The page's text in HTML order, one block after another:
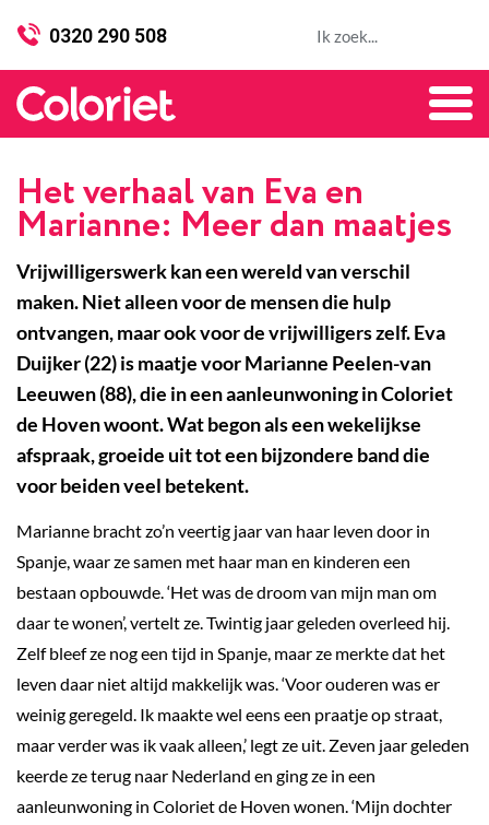
0320 290 508
Het verhaal van Eva en
Marianne: Meer dan maatjes
Vrijwilligerswerk kan een wereld van verschil
maken. Niet alleen voor de mensen die hulp
ontvangen, maar ook voor de vrijwilligers zelf. Eva
Duijker (22) is maatje voor Marianne Peelen-van
Leeuwen (88), die in een aanleunwoning in Coloriet
de Hoven woont. Wat begon als een wekelijkse
afspraak, groeide uit tot een bijzondere band die
voor beiden veel betekent.
Marianne bracht zo’n veertig jaar van haar leven door in
Spanje, waar ze samen met haar man en kinderen een
bestaan opbouwde. ‘Het was de droom van mijn man om
daar te wonen’, vertelt ze. Twintig jaar geleden overleed hij.
Zelf bleef ze nog een tijd in Spanje, maar ze merkte dat het
leven daar niet altijd makkelijk was. ‘Voor ouderen was er
weinig geregeld. Ik maakte wel eens een praatje op straat,
maar verder was ik vaak alleen,’ legt ze uit. Zeven jaar geleden
keerde ze terug naar Nederland en ging ze in een
aanleunwoning in Coloriet de Hoven wonen. ‘Mijn dochter